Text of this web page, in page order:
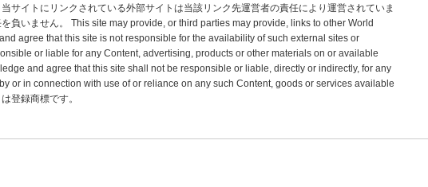
サイトにリンクされている外部サイトは当該リンク先運営者の責任により運営されていま
負いません。 This site may provide, or third parties may provide, links to other World
agree that this site is not responsible for the availability of such external sites or
or liable for any Content, advertising, products or other materials on or available
and agree that this site shall not be responsible or liable, directly or indirectly, for any
or in connection with use of or reliance on any such Content, goods or services available
登録商標です。